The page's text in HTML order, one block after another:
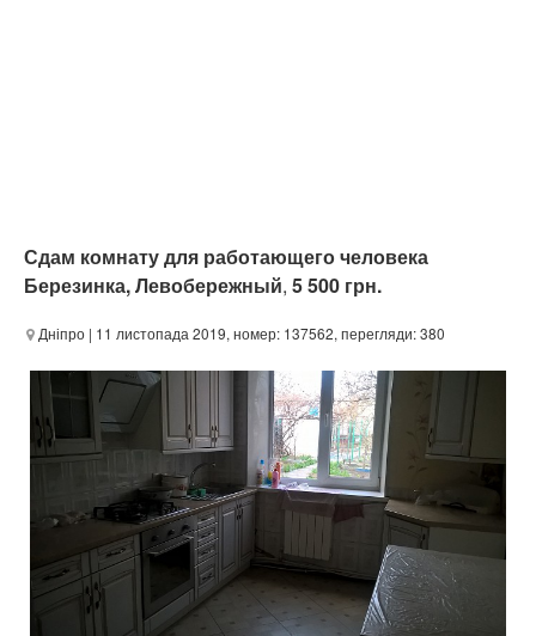
Сдам комнату для работающего человека
Березинка, Левобережный, 5 500 грн.
Дніпро | 11 листопада 2019, номер: 137562, перегляди: 380